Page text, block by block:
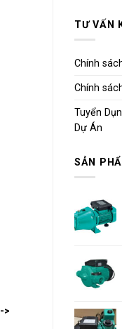
TƯ VẤN
Chính
Chính
Tuyển
Dự Án
SẢN
>